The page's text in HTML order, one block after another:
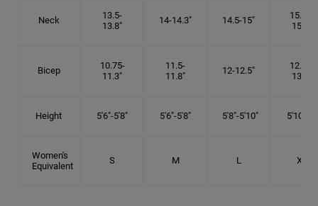
Neck
13.5-
13.8"
14-14.3" 14.5-15"
15.25-
15.5"
Bicep
10.75-
11.3"
11.5-
11.8"
12-12.5"
12.75-
13.3"
Height 5'6"-5'8" 5'6"-5'8" 5'8"-5'10" 5'10"- 6'
Women's
Equivalent
S M L XL